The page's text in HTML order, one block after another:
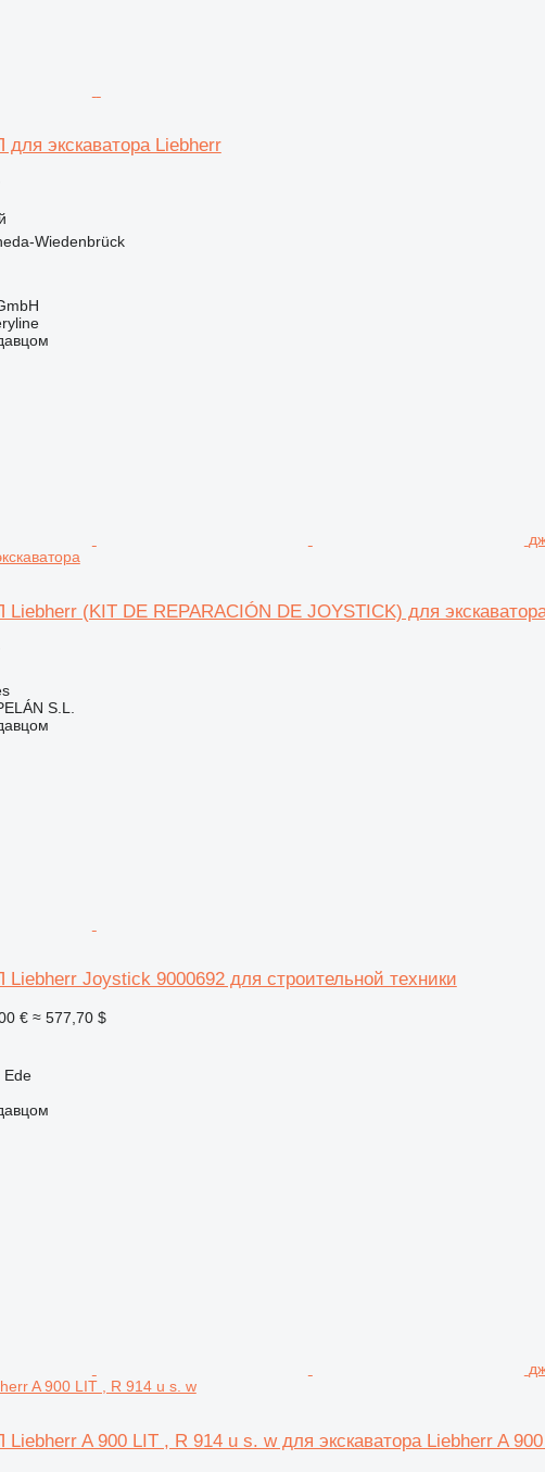
экскаватора Liebherr
Wiedenbrück
(KIT DE REPARACIÓN DE JOYSTICK) для
S.L.
Joystick 9000692 для строительной техники
€ ≈ 577,70 $
A 900 LIT , R 914 u s. w
A 900 LIT , R 914 u s. w для экскаватора Liebherr A